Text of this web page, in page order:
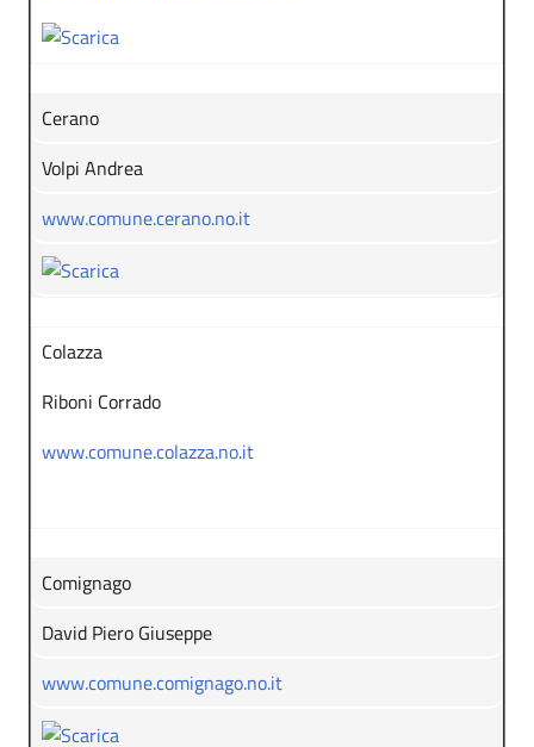
Cerano
Volpi Andrea
www.comune.cerano.no.it
Colazza
Riboni Corrado
www.comune.colazza.no.it
Comignago
David Piero Giuseppe
www.comune.comignago.no.it